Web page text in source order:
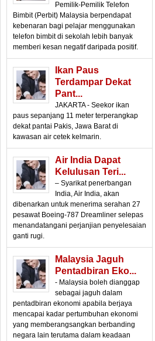
Pemilik-Pemilik Telefon
Bimbit (Perbit) Malaysia berpendapat
kebenaran bagi pelajar menggunakan
telefon bimbit di sekolah lebih banyak
memberi kesan negatif daripada positif.
Ikan Paus
Terdampar Dekat
Pant...
JAKARTA - Seekor ikan
paus sepanjang 11 meter terperangkap
dekat pantai Pakis, Jawa Barat di
kawasan air cetek kelmarin.
Air India Dapat
Kelulusan Teri...
– Syarikat penerbangan
India, Air India, akan
dibenarkan untuk menerima serahan 27
pesawat Boeing-787 Dreamliner selepas
menandatangani perjanjian penyelesaian
ganti rugi.
Malaysia Jaguh
Pentadbiran Eko...
- Malaysia boleh dianggap
sebagai jaguh dalam
pentadbiran ekonomi apabila berjaya
mencapai kadar pertumbuhan ekonomi
yang memberangsangkan berbanding
negara lain terutama dalam keadaan